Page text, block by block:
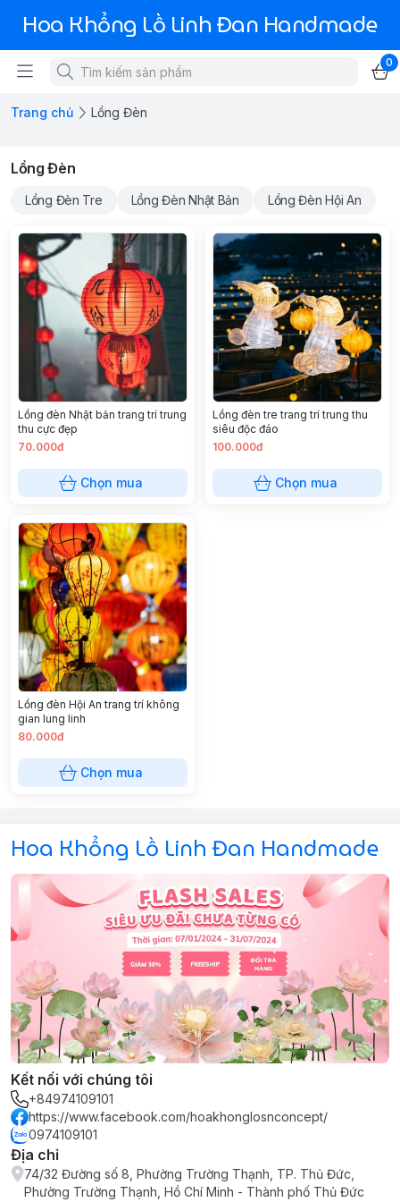
Hoa Khổng Lồ Linh Đan Handmade
0
Trang chủ Lồng Đèn
Lồng Đèn
Lồng Đèn Tre Lồng Đèn Nhật Bản Lồng Đèn Hội An
Lồng đèn Nhật bản trang trí trung
thu cực đẹp
70.000đ
Chọn mua
Lồng đèn tre trang trí trung thu
siêu độc đáo
100.000đ
Chọn mua
Lồng đèn Hội An trang trí không
gian lung linh
80.000đ
Chọn mua
Hoa Khổng Lồ Linh Đan Handmade
Kết nối với chúng tôi
+84974109101
https://www.facebook.com/hoakhonglosnconcept/
0974109101
Địa chỉ
74/32 Đường số 8, Phường Trường Thạnh, TP. Thủ Đức,
Phường Trường Thạnh, Hồ Chí Minh - Thành phố Thủ Đức